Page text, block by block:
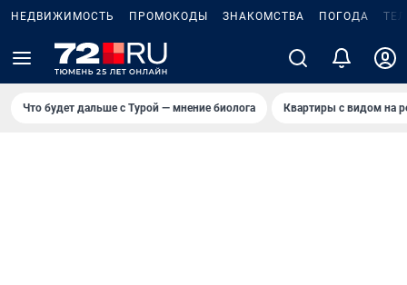
НЕДВИЖИМОСТЬ ПРОМОКОДЫ ЗНАКОМСТВА ПОГОДА
Что будет дальше с Турой — мнение биолога Квартиры с видом на